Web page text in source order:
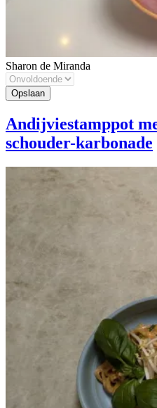
Sharon de Miranda
Andijviestamppot
schouder-karbonade